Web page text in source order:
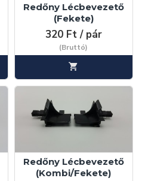
Redőny Lécbevezető
(Fekete)
320 Ft / pár
(Bruttó)
Redőny Lécbevezető
(Kombi/Fekete)